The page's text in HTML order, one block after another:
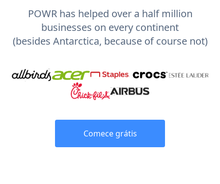
POWR has helped over a half million
businesses on every continent
(besides Antarctica, because of course not)
Comece grátis